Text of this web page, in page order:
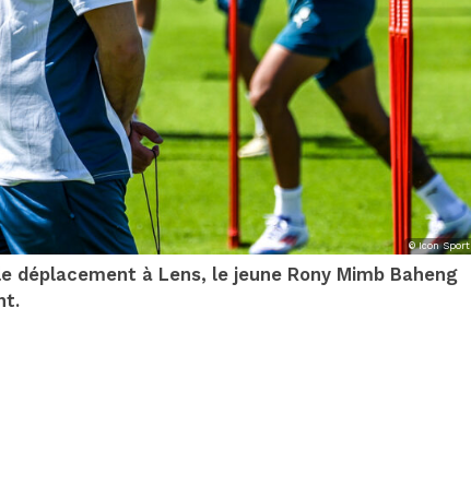
© Icon Sport
déplacement à Lens, le jeune Rony Mimb Baheng